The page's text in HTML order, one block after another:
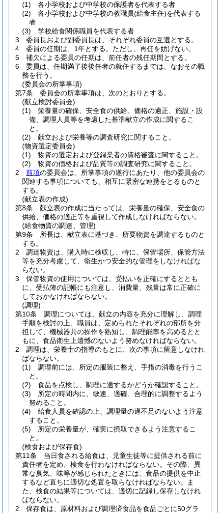
(1)
各小学校および中学校の保護者を代表する者
(2)
各小学校および中学校の教職員(給食主任)を代表する
者
(3)
学校給食関係職員を代表する者
3
委員長および副委員長は、それぞれ委員の互選とする。
4
委員の任期は、1年とする。 ただし、再任を妨げない。
5
補欠による委員の任期は、前任者の残任期間とする。
6
委員は、任期満了後後任者の就任するまでは、なおその職
務を行う。
(委員会の所掌事項)
第7条
委員会の所掌事項は、次のとおりとする。
(献立検討委員会)
(1)
栄養量の確保、安全食の供給、価格の適正、施設・設
備、調理人員等を考慮した基準献立の作成に関するこ
と。
(2)
献立および栄養等の調査研究に関すること。
(物資選定委員会)
(1)
物資の選定および登録業者の資格審査に関すること。
(2)
物資の価格および品質等の調査研究に関すること。
2
前項の委員会は、所掌事項の遂行にあたり、他の委員会の
関連する事項についても、相互に緊密な連携をとるものと
する。
(献立表の作成)
第8条
献立表の作成に当たっては、栄養量の確保、安全食の
供給、価格の適正等を重視して作成しなければならない。
(給食物資の調達、管理)
第9条
所長は、献立表に基づき、所要物資を調達するものと
する。
2
調達物資は、購入時に検収し、特に、保管場所、保管方法
等を充分考慮して、衛生かつ安全的な管理をしなければな
らない。
3
保管物資の使用については、受払いを正確にするととも
に、受払簿の記帳にも注意し、消費量、残量は常に正確に
しておかなければならない。
(調理)
第10条
調理については、献立の内容を充分に理解し、調理
手順を検討の上、職員は、定められたそれぞれの部所を分
担して、機械器具の操作を熟知し、調理能率を高めるとと
もに、食品衛生上遺憾のないよう努めなければならない。
2
調理は、栄養士の指導のもとに、次の事項に留意しなけれ
ばならない。
(1)
調理前には、所定の服装に整え、手指の消毒を行うこ
と。
(2)
食品を点検し、調理に適するかどうか確認すること。
(3)
所定の時間内に、敏速、適確、合理的に調整するよう
努めること。
(4)
給食人員を確認の上、調理量の過不足のないよう注意
すること。
(5)
所定の栄養量が、確実に摂取できるよう注意するこ
と。
(検食および保存食)
第11条
当日食される給食は、児童生徒等に提供される前に
責任者を定め、検食を行わなければならない。 その際、異
常な臭気、味等が感じられたときには、食品の提供を中止
するなど直ちに適切な処置を取らなければならない。
ま
た、検食の結果等については、適切に記録し保存しなけれ
ばならない。
2
保存食は、原材料および調理済食品を食品ごとに50グラ